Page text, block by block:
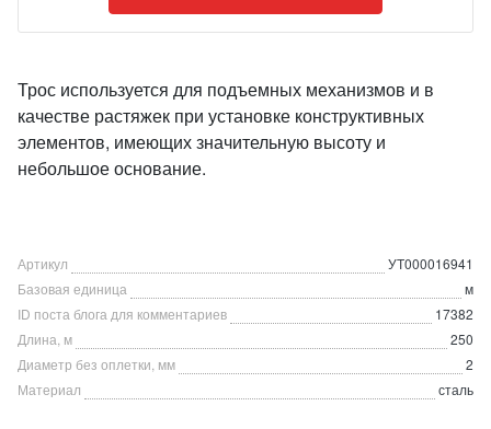
Трос используется для подъемных механизмов и в
качестве растяжек при установке конструктивных
элементов, имеющих значительную высоту и
небольшое основание.
Артикул
УТ000016941
Базовая единица
м
ID поста блога для комментариев
17382
Длина, м
250
Диаметр без оплетки, мм
2
Материал
сталь